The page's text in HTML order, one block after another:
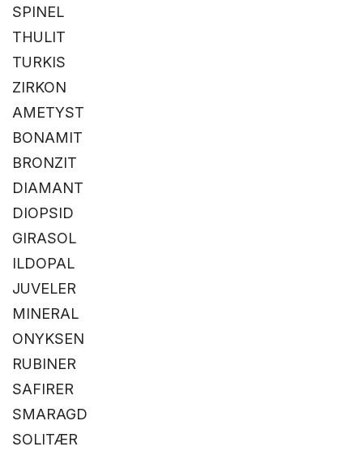
SPINEL
THULIT
TURKIS
ZIRKON
AMETYST
BONAMIT
BRONZIT
DIAMANT
DIOPSID
GIRASOL
ILDOPAL
JUVELER
MINERAL
ONYKSEN
RUBINER
SAFIRER
SMARAGD
SOLITÆR